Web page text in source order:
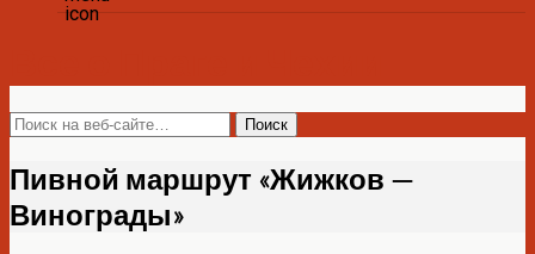
Пивной маршрут «Жижков —
Винограды»